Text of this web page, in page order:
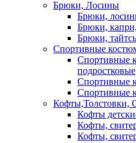
Брюки, Лосины
Брюки,
Брюки,
Брюки,
Спортивные
Спортивные
подростковые
Спортивные
Спортивные
Кофты,Толстовки,
Кофты
Кофты,
Кофты,